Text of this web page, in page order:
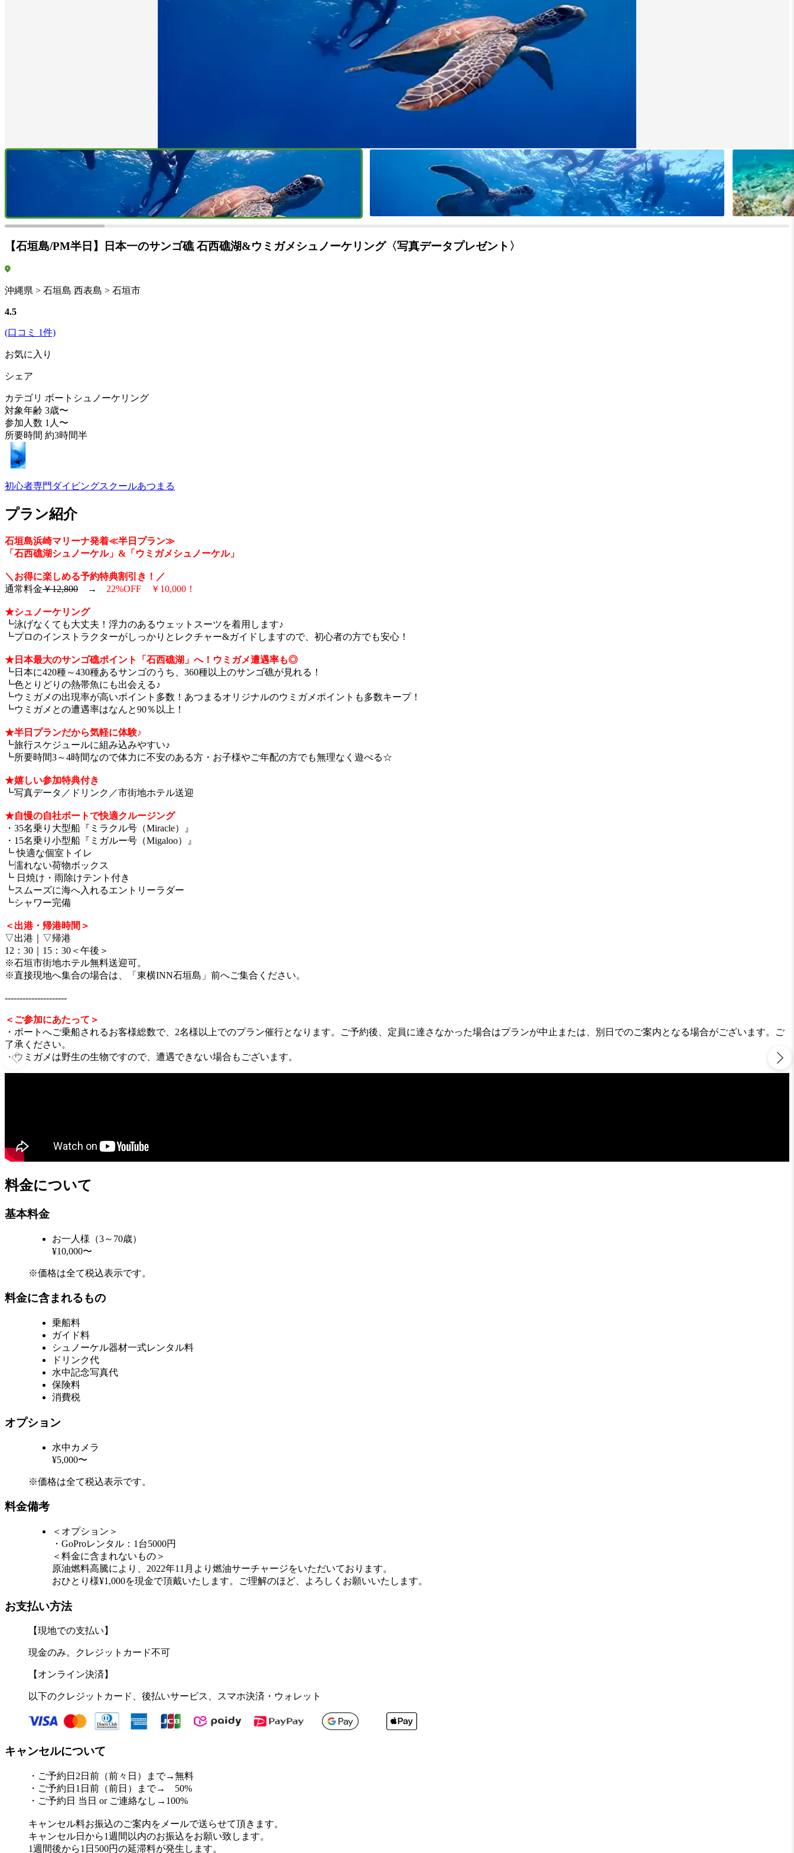
【石垣島/PM半日】日本一のサンゴ礁 石西礁湖&ウミガメシュノーケリング〈写真データプレゼント〉
沖縄県 > 石垣島 西表島 > 石垣市
4.5
(口コミ 1件)
お気に入り
シェア
カテゴリ ボートシュノーケリング
対象年齢 3歳〜
参加人数 1人〜
所要時間 約3時間半
初心者専門ダイビングスクールあつまる
プラン紹介
石垣島浜崎マリーナ発着≪半日プラン≫
「石西礁湖シュノーケル」&「ウミガメシュノーケル」
＼お得に楽しめる予約特典割引き！／
通常料金￥12,800 → 22%OFF ￥10,000！
★シュノーケリング
┗泳げなくても大丈夫！浮力のあるウェットスーツを着用します♪
┗プロのインストラクターがしっかりとレクチャー&ガイドしますので、初心者の方でも安心！
★日本最大のサンゴ礁ポイント「石西礁湖」へ！ウミガメ遭遇率も◎
┗日本に420種～430種あるサンゴのうち、360種以上のサンゴ礁が見れる！
┗色とりどりの熱帯魚にも出会える♪
┗ウミガメの出現率が高いポイント多数！あつまるオリジナルのウミガメポイントも多数キープ！
┗ウミガメとの遭遇率はなんと90％以上！
★半日プランだから気軽に体験♪
┗旅行スケジュールに組み込みやすい♪
┗所要時間3～4時間なので体力に不安のある方・お子様やご年配の方でも無理なく遊べる☆
★嬉しい参加特典付き
┗写真データ／ドリンク／市街地ホテル送迎
★自慢の自社ボートで快適クルージング
・35名乗り大型船『ミラクル号（Miracle）』
・15名乗り小型船『ミガルー号（Migaloo）』
┗ 快適な個室トイレ
┗濡れない荷物ボックス
┗ 日焼け・雨除けテント付き
┗スムーズに海へ入れるエントリーラダー
┗シャワー完備
＜出港・帰港時間＞
▽出港｜▽帰港
12：30｜15：30＜午後＞
※石垣市街地ホテル無料送迎可。
※直接現地へ集合の場合は、「東横INN石垣島」前へご集合ください。
---------------------
＜ご参加にあたって＞
・ボートへご乗船されるお客様総数で、2名様以上でのプラン催行となります。ご予約後、定員に達さなかった場合はプランが中止または、別日でのご案内となる場合がございます。ご
了承ください。
・ウミガメは野生の生物ですので、遭遇できない場合もございます。
料金について
基本料金
お一人様（3～70歳）
¥10,000〜
※価格は全て税込表示です。
料金に含まれるもの
乗船料
ガイド料
シュノーケル器材一式レンタル料
ドリンク代
水中記念写真代
保険料
消費税
オプション
水中カメラ
¥5,000〜
※価格は全て税込表示です。
料金備考
＜オプション＞
・GoProレンタル：1台5000円
＜料金に含まれないもの＞
原油燃料高騰により、2022年11月より燃油サーチャージをいただいております。
おひとり様¥1,000を現金で頂戴いたします。ご理解のほど、よろしくお願いいたします。
お支払い方法
【現地での支払い】
現金のみ。クレジットカード不可
【オンライン決済】
以下のクレジットカード、後払いサービス、スマホ決済・ウォレット
キャンセルについて
・ご予約日2日前（前々日）まで→無料
・ご予約日1日前（前日）まで→ 50%
・ご予約日 当日 or ご連絡なし→100%
キャンセル料お振込のご案内をメールで送らせて頂きます。
キャンセル日から1週間以内のお振込をお願い致します。
1週間後から1日500円の延滞料が発生します。